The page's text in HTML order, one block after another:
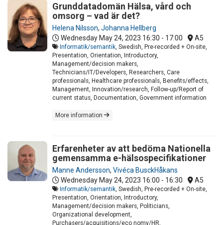
Grunddatadomän Hälsa, vård och
omsorg – vad är det?
Helena Nilsson, Johanna Hellberg
Wednesday May 24, 2023 16:30 - 17:00 A5
Informatik/semantik , Swedish, Pre-recorded + On-site,
Presentation, Orientation, Introductory,
Management/decision makers,
Technicians/IT/Developers, Researchers, Care
professionals, Healthcare professionals, Benefits/effects,
Management, Innovation/research, Follow-up/Report of
current status, Documentation, Government information
More information
Erfarenheter av att bedöma Nationella
gemensamma e-hälsospecifikationer
Manne Andersson, Vivéca BusckHåkans
Wednesday May 24, 2023 16:00 - 16:30 A5
Informatik/semantik , Swedish, Pre-recorded + On-site,
Presentation, Orientation, Introductory,
Management/decision makers, Politicians,
Organizational development,
Purchasers/acquisitions/eco nomy/HR,